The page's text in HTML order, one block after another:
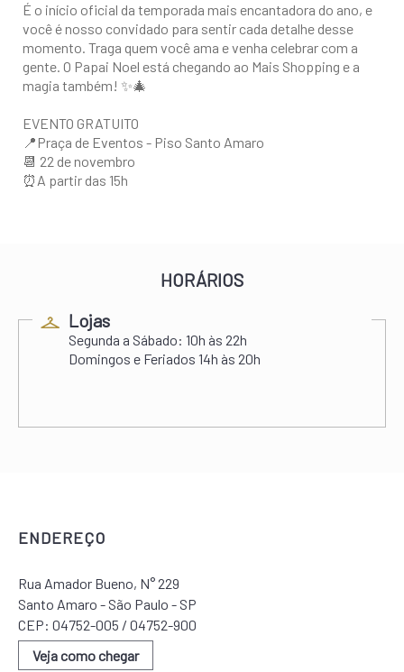
É o início oficial da temporada mais encantadora do ano, e
você é nosso convidado para sentir cada detalhe desse
momento. Traga quem você ama e venha celebrar com a
gente. O Papai Noel está chegando ao Mais Shopping e a
magia também! ✨🎄
EVENTO GRATUITO
📍Praça de Eventos - Piso Santo Amaro
📆 22 de novembro
⏰A partir das 15h
HORÁRIOS
Lojas
Segunda a Sábado: 10h às 22h
Domingos e Feriados 14h às 20h
ENDEREÇO
Rua Amador Bueno, N° 229
Santo Amaro - São Paulo - SP
CEP: 04752-005 / 04752-900
Veja como chegar